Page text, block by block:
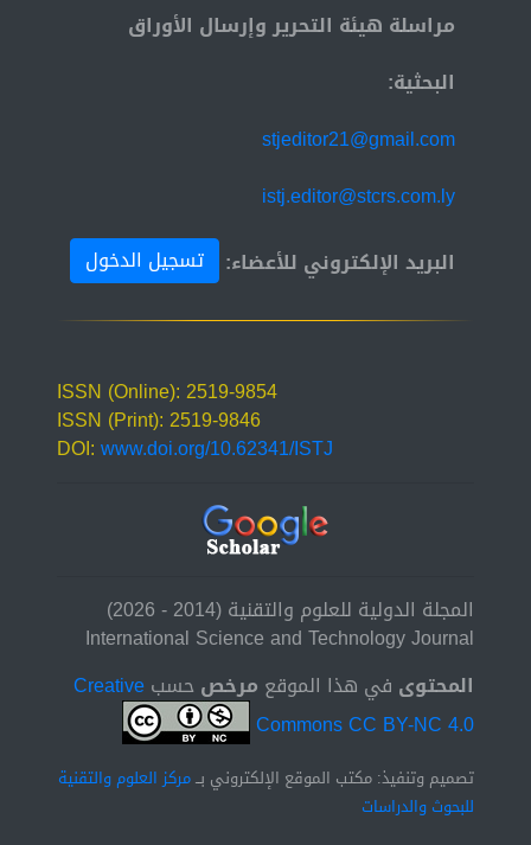
مراسلة هيئة التحرير وإرسال الأوراق
البحثية:
stjeditor21@gmail.com
istj.editor@stcrs.com.ly
البريد الإلكتروني للأعضاء:
تسجيل الدخول
ISSN (Online): 2519-9854
ISSN (Print): 2519-9846
DOI:www.doi.org/10.62341/ISTJ
المجلة الدولية للعلوم والتقنية (2014 - 2026)
International Science and Technology Journal
المحتوى في هذا الموقع مرخصحسبCreative
Commons CC BY-NC 4.0
تصميم وتنفيذ: مكتب الموقع الإلكتروني بــمركز العلوم والتقنية
للبحوث والدراسات